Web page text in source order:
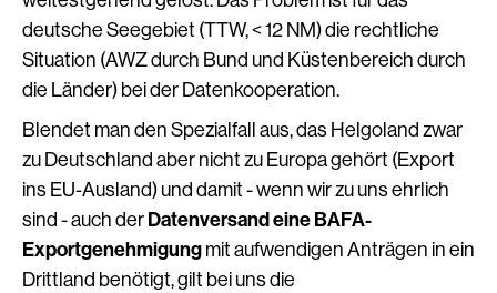
deutsche Seegebiet (TTW, < 12 NM) die rechtliche
Situation (AWZ durch Bund und Küstenbereich durch
die Länder) bei der Datenkooperation.
Blendet man den Spezialfall aus, das Helgoland zwar
zu Deutschland aber nicht zu Europa gehört (Export
ins EU-Ausland) und damit - wenn wir zu uns ehrlich
sind - auch derDatenversand eine BAFA-
Exportgenehmigungmit aufwendigen Anträgen in ein
Drittland benötigt, gilt bei uns die